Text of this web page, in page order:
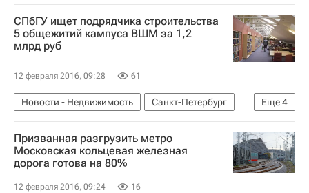
Юрий Трутнев
Инфраструктура
Еврейская автономная область
Россия
СПбГУ ищет подрядчика строительства
5 общежитий кампуса ВШМ за 1,2
млрд руб
12 февраля 2016, 09:28 61
Еще4
Новости - Недвижимость
Санкт-Петербург
Общежития
СПбГУ
Инфраструктура
Россия
Призванная разгрузить метро
Московская кольцевая железная
дорога готова на 80%
12 февраля 2016, 09:24 16